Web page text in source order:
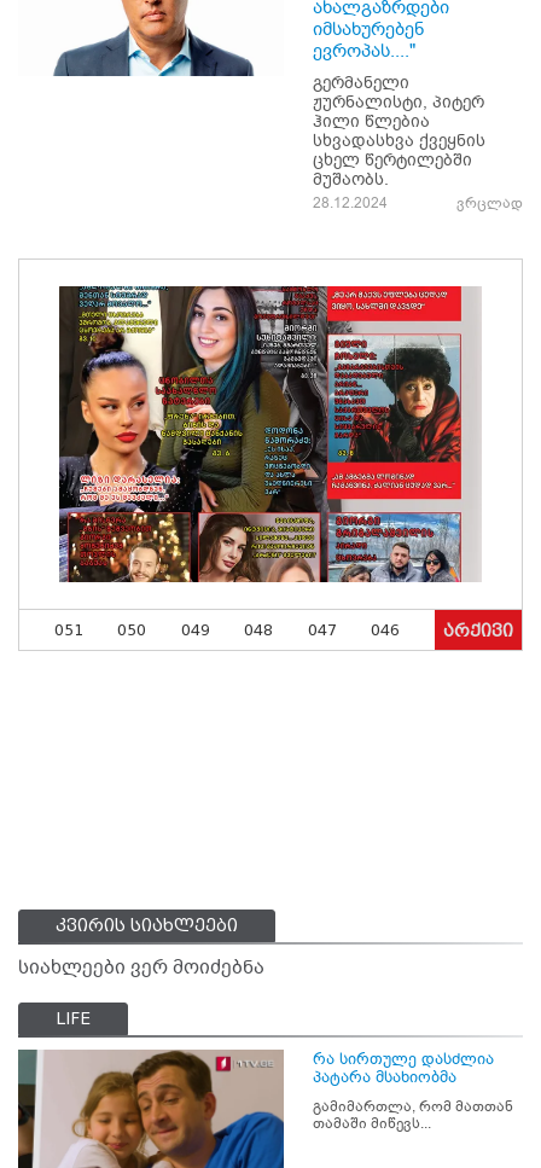
ახალგაზრდები
იმსახურებენ
ევროპას...."
გერმანელი
ჟურნალისტი, პიტერ
ჰილი წლებია
სხვადასხვა ქვეყნის
ცხელ წერტილებში
მუშაობს.
28.12.2024 ვრცლად
051 050 049 048 047 046 არქივი
კვირის სიახლეები
სიახლეები ვერ მოიძებნა
LIFE
რა სირთულე დასძლია
პატარა მსახიობმა
გამიმართლა, რომ მათთან
თამაში მიწევს...